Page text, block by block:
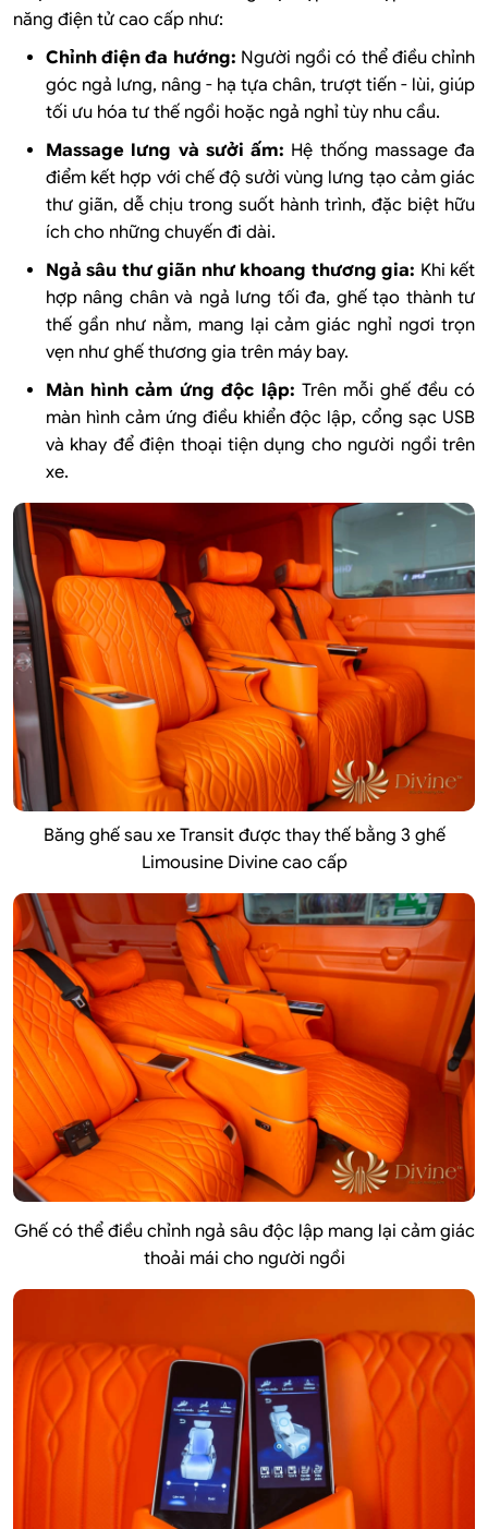
năng điện tử cao cấp như:
Chỉnh điện đa hướng: Người ngồi có thể điều chỉnh
góc ngả lưng, nâng - hạ tựa chân, trượt tiến - lùi, giúp
tối ưu hóa tư thế ngồi hoặc ngả nghỉ tùy nhu cầu.
Massage lưng và sưởi ấm: Hệ thống massage đa
điểm kết hợp với chế độ sưởi vùng lưng tạo cảm giác
thư giãn, dễ chịu trong suốt hành trình, đặc biệt hữu
ích cho những chuyến đi dài.
Ngả sâu thư giãn như khoang thương gia: Khi kết
hợp nâng chân và ngả lưng tối đa, ghế tạo thành tư
thế gần như nằm, mang lại cảm giác nghỉ ngơi trọn
vẹn như ghế thương gia trên máy bay.
Màn hình cảm ứng độc lập: Trên mỗi ghế đều có
màn hình cảm ứng điều khiển độc lập, cổng sạc USB
và khay để điện thoại tiện dụng cho người ngồi trên
xe.
Băng ghế sau xe Transit được thay thế bằng 3 ghế
Limousine Divine cao cấp
Ghế có thể điều chỉnh ngả sâu độc lập mang lại cảm giác
thoải mái cho người ngồi